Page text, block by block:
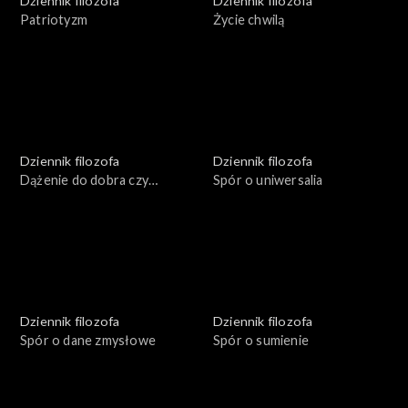
Patriotyzm
Życie chwilą
Dziennik filozofa
Dążenie do dobra czy
Dziennik filozofa
Spór o uniwersalia
Dziennik filozofa
Spór o dane zmysłowe
Dziennik filozofa
Spór o sumienie